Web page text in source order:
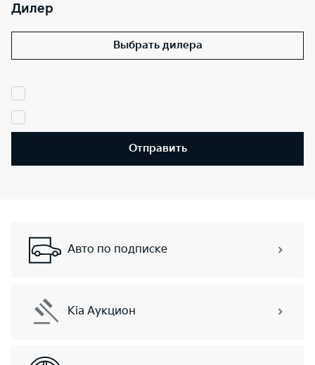
Дилер
Выбрать дилера
Отправить
Авто по подписке
Kia Аукцион